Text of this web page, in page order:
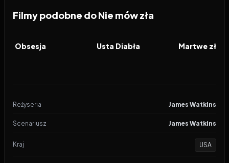
Filmy podobne do Nie mów zła
FILM
Obsesja FILM
Usta Diabła FILM
Martwe zło:
Reżyseria James Watkins
Scenariusz James Watkins
Kraj USA